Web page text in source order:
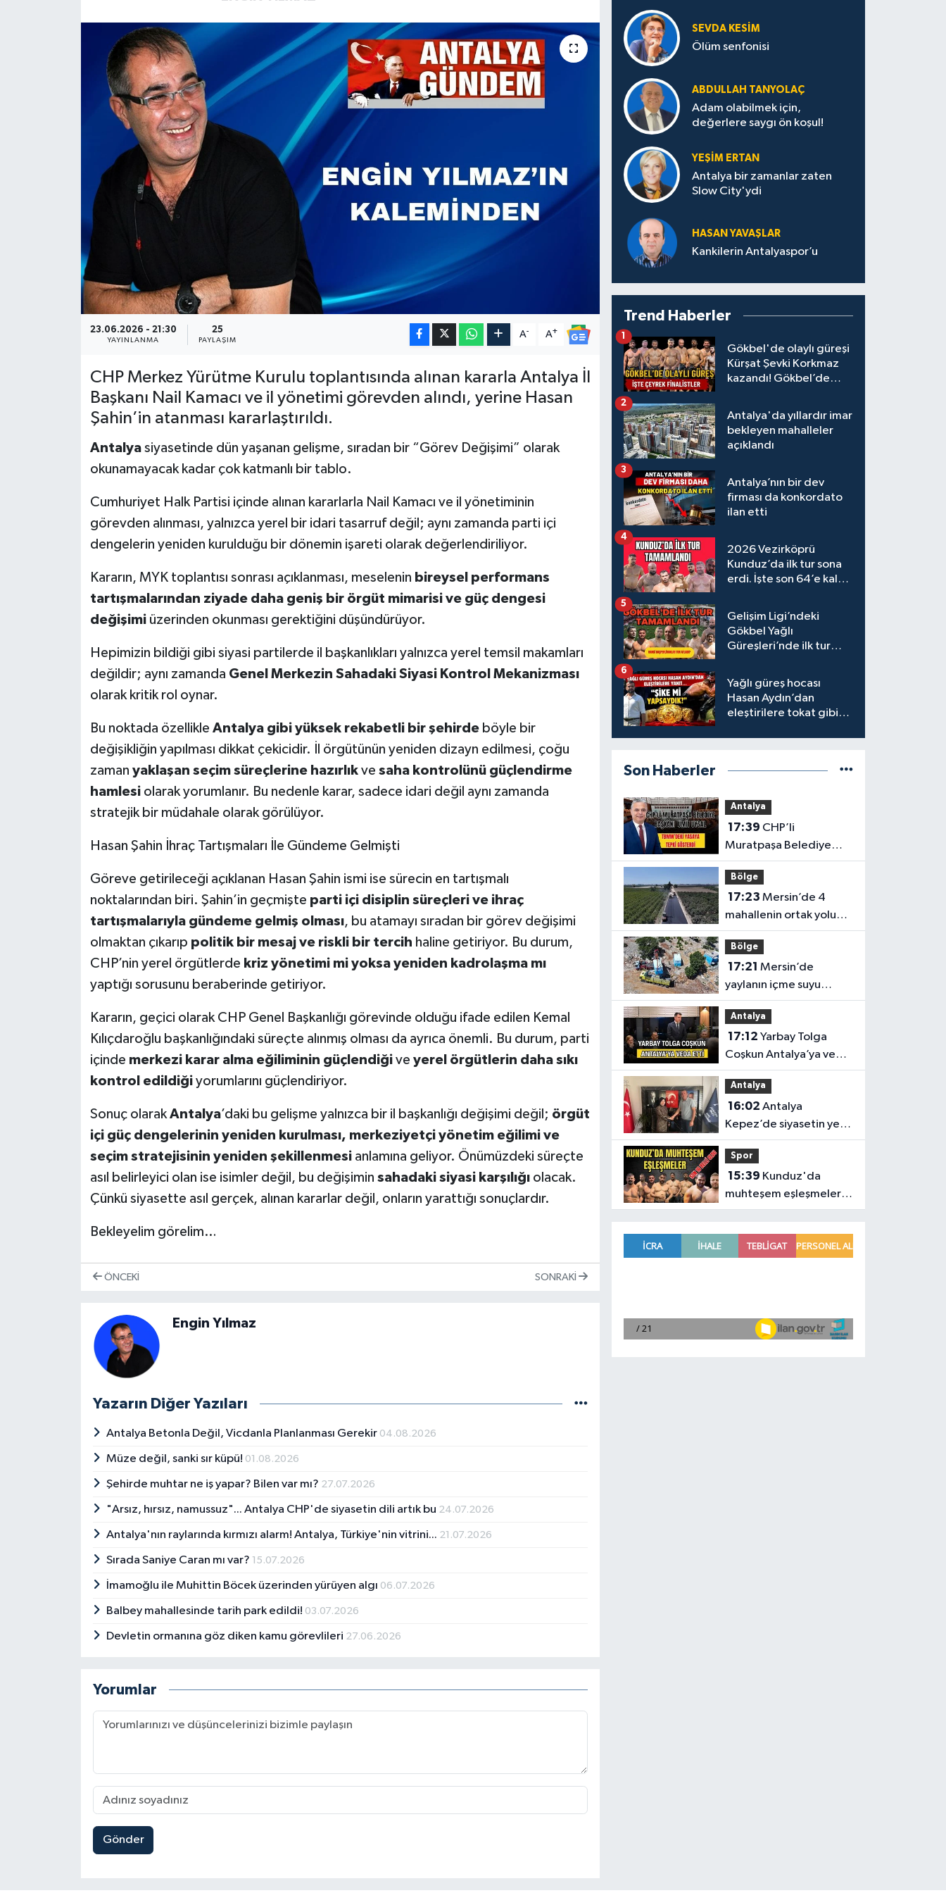
23.06.2026 - 21:30
YAYINLANMA
25
PAYLAŞIM
A- A+
CHP Merkez Yürütme Kurulu toplantısında alınan kararla Antalya İl
Başkanı Nail Kamacı ve il yönetimi görevden alındı, yerine Hasan
Şahin’in atanması kararlaştırıldı.
Antalyasiyasetinde dün yaşanan gelişme, sıradan bir “Görev Değişimi” olarak
okunamayacak kadar çok katmanlı bir tablo.
Cumhuriyet Halk Partisi içinde alınan kararlarla Nail Kamacı ve il yönetiminin
görevden alınması, yalnızca yerel bir idari tasarruf değil; aynı zamanda parti içi
dengelerin yeniden kurulduğu bir dönemin işareti olarak değerlendiriliyor.
Kararın, MYK toplantısı sonrası açıklanması, meselenin bireysel performans
tartışmalarından ziyade daha geniş bir örgüt mimarisi ve güç dengesi
değişimiüzerinden okunması gerektiğini düşündürüyor.
Hepimizin bildiği gibi siyasi partilerde il başkanlıkları yalnızca yerel temsil makamları
değildir; aynı zamanda Genel Merkezin Sahadaki Siyasi Kontrol Mekanizması
olarak kritik rol oynar.
Bu noktada özellikle Antalya gibi yüksek rekabetli bir şehirdeböyle bir
değişikliğin yapılması dikkat çekicidir. İl örgütünün yeniden dizayn edilmesi, çoğu
zaman yaklaşan seçim süreçlerine hazırlıkve saha kontrolünü güçlendirme
hamlesiolarak yorumlanır. Bu nedenle karar, sadece idari değil aynı zamanda
stratejik bir müdahale olarak görülüyor.
Hasan Şahin İhraç Tartışmaları İle Gündeme Gelmişti
Göreve getirileceği açıklanan Hasan Şahin ismi ise sürecin en tartışmalı
noktalarından biri. Şahin’in geçmişte parti içi disiplin süreçleri ve ihraç
tartışmalarıyla gündeme gelmiş olması, bu atamayı sıradan bir görev değişimi
olmaktan çıkarıp politik bir mesaj ve riskli bir tercih haline getiriyor. Bu durum,
CHP’nin yerel örgütlerde kriz yönetimi mi yoksa yeniden kadrolaşma mı
yaptığı sorusunu beraberinde getiriyor.
Kararın, geçici olarak CHP Genel Başkanlığı görevinde olduğu ifade edilen Kemal
Kılıçdaroğlu başkanlığındaki süreçte alınmış olması da ayrıca önemli. Bu durum, parti
içinde merkezi karar alma eğiliminin güçlendiğive yerel örgütlerin daha sıkı
kontrol edildiğiyorumlarını güçlendiriyor.
Sonuç olarak Antalya’daki bu gelişme yalnızca bir il başkanlığı değişimi değil; örgüt
içi güç dengelerinin yeniden kurulması, merkeziyetçi yönetim eğilimi ve
seçim stratejisinin yeniden şekillenmesianlamına geliyor. Önümüzdeki süreçte
asıl belirleyici olan ise isimler değil, bu değişimin sahadaki siyasi karşılığıolacak.
Çünkü siyasette asıl gerçek, alınan kararlar değil, onların yarattığı sonuçlardır.
Bekleyelim görelim…
ÖNCEKI SONRAKI
Engin Yılmaz
Yazarın Diğer Yazıları
Antalya Betonla Değil, Vicdanla Planlanması Gerekir 04.08.2026
Müze değil, sanki sır küpü! 01.08.2026
Şehirde muhtar ne iş yapar? Bilen var mı? 27.07.2026
"Arsız, hırsız, namussuz"... Antalya CHP'de siyasetin dili artık bu 24.07.2026
Antalya'nın raylarında kırmızı alarm! Antalya, Türkiye'nin vitrini... 21.07.2026
Sırada Saniye Caran mı var? 15.07.2026
İmamoğlu ile Muhittin Böcek üzerinden yürüyen algı 06.07.2026
Balbey mahallesinde tarih park edildi! 03.07.2026
Devletin ormanına göz diken kamu görevlileri 27.06.2026
Yorumlar
Gönder
SEVDA KESİM
Ölüm senfonisi
ABDULLAH TANYOLAÇ
Adam olabilmek için,
değerlere saygı ön koşul!
YEŞIM ERTAN
Antalya bir zamanlar zaten
Slow City'ydi
HASAN YAVAŞLAR
Kankilerin Antalyaspor’u
Trend Haberler
Gökbel'de olaylı güreşi
Kürşat Şevki Korkmaz
kazandı! Gökbel’de
Gürbüz elendi!
1
Antalya'da yıllardır imar
bekleyen mahalleler
açıklandı
2
Antalya’nın bir dev
firması da konkordato
ilan etti
3
2026 Vezirköprü
Kunduz’da ilk tur sona
erdi. İşte son 64’e kalan
4
Gelişim Ligi’ndeki
Gökbel Yağlı
Güreşleri’nde ilk tur
5
Yağlı güreş hocası
Hasan Aydın’dan
eleştirilere tokat gibi
6
Son Haberler
Antalya
17:39
Muratpaşa Belediye
Başkanı Ümit Uysal
TBMM’deki yasaya tepki
gösterdi
Bölge
17:23
mahallenin ortak yolu
yenilendi
Bölge
17:21
yaylanın içme suyu
kapasitesi 2 katına
çıkarıldı
Antalya
17:12
Coşkun Antalya’ya veda
etti
Antalya
16:02
Kepez’de siyasetin yeni
adresi Anahtar Parti
oldu
Spor
15:39
muhteşem eşleşmeler!
Vezirköprü Kunduz’da
belli oldu
Kültür & Sanat
Sağlık & Yaşam